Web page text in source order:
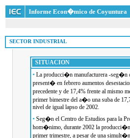
Informe Econ�mico de Coyuntura
 SECTOR INDUSTRIAL
SITUACION
• La producci�n manufacturera -seg�n
present� en febrero aumentos
precedente y de 17,4% frente al mismo
primer bimestre del a�o una suba de
nivel de igual lapso de 2002.
• Seg�n el Centro de Estudios para la
hom�nimo, durante 2002 la
primer trimestre, a pesar de una